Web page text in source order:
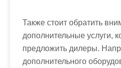
Также стоит обратить
дополнительные услуги,
предложить дилеры.
дополнительного